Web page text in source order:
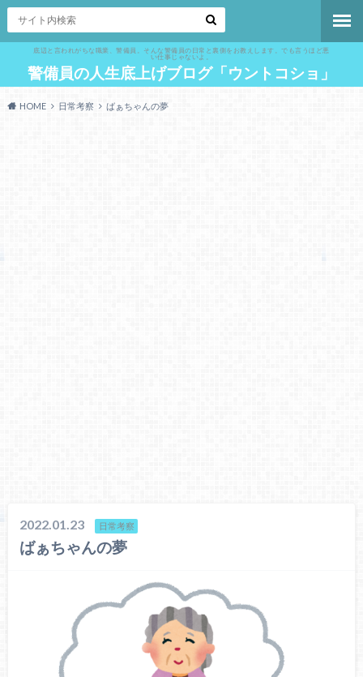
底辺と言われがちな職業、警備員。そんな警備員の日常と裏側をお教えします。でも言うほど悪
い仕事じゃないよ。
警備員の人生底上げブログ「ウントコショ」
HOME 日常考察 ばぁちゃんの夢
2022.01.23 日常考察
ばぁちゃんの夢